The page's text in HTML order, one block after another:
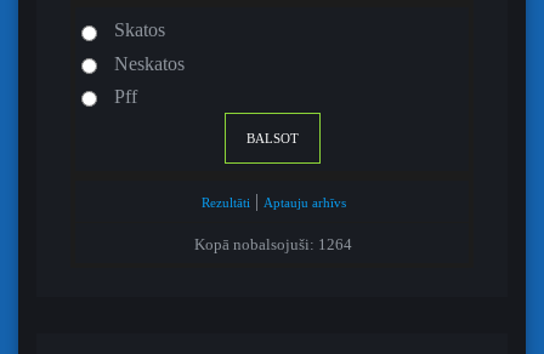
Monika Belluči
2016-11-27 | 06:42:47
Skatos
Neskatos
Pff
Rezultāti | Aptauju arhīvs
Kopā nobalsojuši: 1264